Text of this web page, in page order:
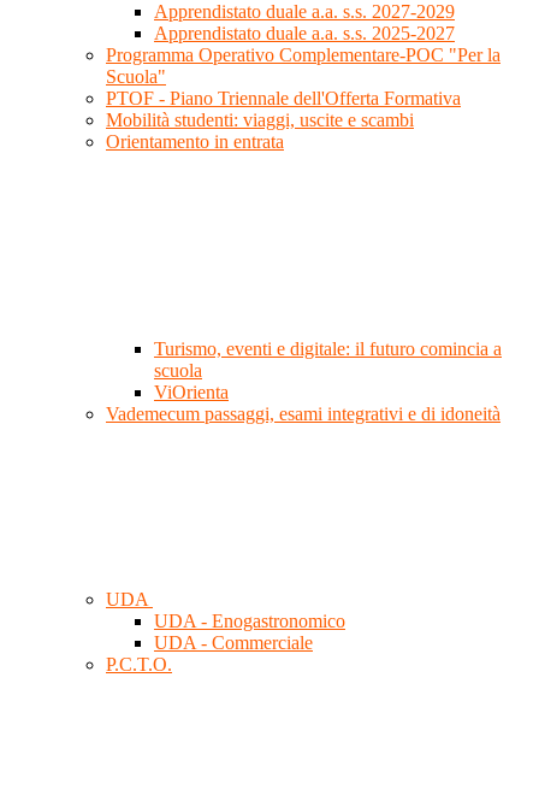
Apprendistato duale a.a. s.s. 2027-2029
Apprendistato duale a.a. s.s. 2025-2027
Programma Operativo Complementare-POC "Per la
Scuola"
PTOF - Piano Triennale dell'Offerta Formativa
Mobilità studenti: viaggi, uscite e scambi
Orientamento in entrata
Turismo, eventi e digitale: il futuro comincia a
scuola
ViOrienta
Vademecum passaggi, esami integrativi e di idoneità
UDA
UDA - Enogastronomico
UDA - Commerciale
P.C.T.O.